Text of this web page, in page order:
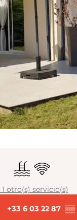
y
PiscinaWifi
1 otro(s) servicio(s)
+33 6 03 22 87 ▒▒